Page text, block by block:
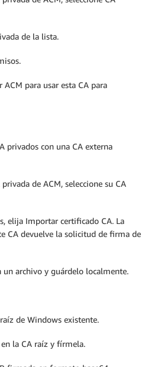
de la lista.
para usar esta CA para
privados con una CA externa
de ACM, seleccione su CA
elija Importar certificado CA. La
CA devuelve la solicitud de firma de
un archivo y guárdelo localmente.
de Windows existente.
en la CA raíz y fírmela.